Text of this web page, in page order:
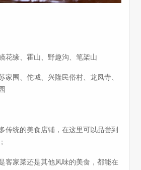
花缘、霍山、野趣沟、笔架山
家围、佗城、兴隆民俗村、龙凤寺、
传统的美食店铺，在这里可以品尝到
客家菜还是其他风味的美食，都能在